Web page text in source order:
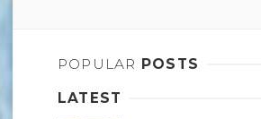
POPULAR POSTS
LATEST